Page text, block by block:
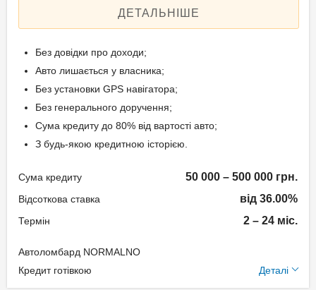
Вік позичальника
Aннуітет
Документи та
підтвердження доходу
Ідентифікаційний номер
Свідоцтво про реєстрацію
ДЕТАЛЬНІШЕ
Без довідки про доходи;
Авто лишається у власника;
Без установки GPS навігатора;
Без генерального доручення;
Сума кредиту до 80% від вартості авто;
З будь-якою кредитною історією.
Сума кредиту 50 000 – 500 000 грн.
Відсоткова ставка від 36.00%
Термін 2 – 24 міс.
Автоломбард NORMALNO
Кредит готівкою
Деталі